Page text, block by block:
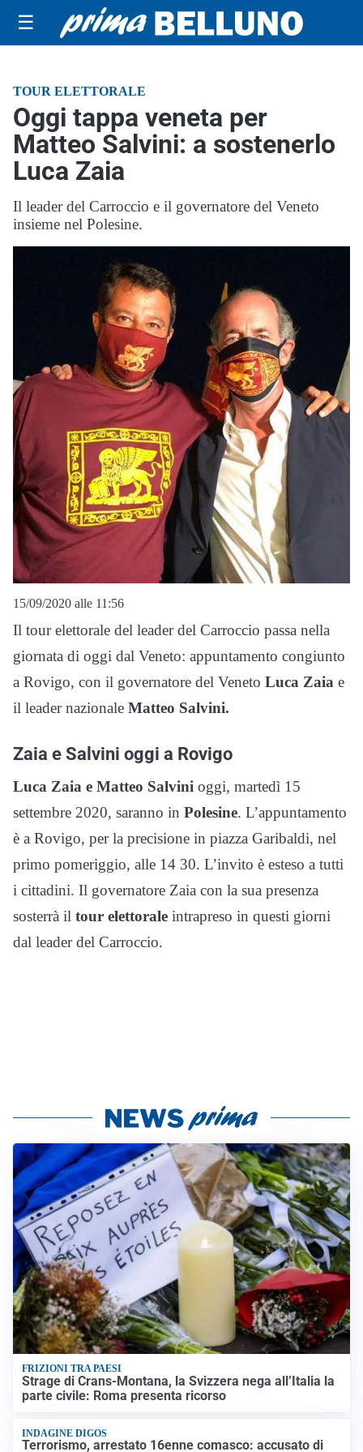
☰
TOUR ELETTORALE
Oggi tappa veneta per
Matteo Salvini: a sostenerlo
Luca Zaia
Il leader del Carroccio e il governatore del Veneto
insieme nel Polesine.
15/09/2020 alle 11:56
Il tour elettorale del leader del Carroccio passa nella
giornata di oggi dal Veneto: appuntamento congiunto
a Rovigo, con il governatore del Veneto Luca Zaia e
il leader nazionale Matteo Salvini.
Zaia e Salvini oggi a Rovigo
Luca Zaia e Matteo Salvini oggi, martedì 15
settembre 2020, saranno in Polesine. L’appuntamento
è a Rovigo, per la precisione in piazza Garibaldi, nel
primo pomeriggio, alle 14 30. L’invito è esteso a tutti
i cittadini. Il governatore Zaia con la sua presenza
sosterrà il tour elettorale intrapreso in questi giorni
dal leader del Carroccio.
FRIZIONI TRA PAESI
Strage di Crans-Montana, la Svizzera nega all’Italia la
parte civile: Roma presenta ricorso
INDAGINE DIGOS
Terrorismo, arrestato 16enne comasco: accusato di